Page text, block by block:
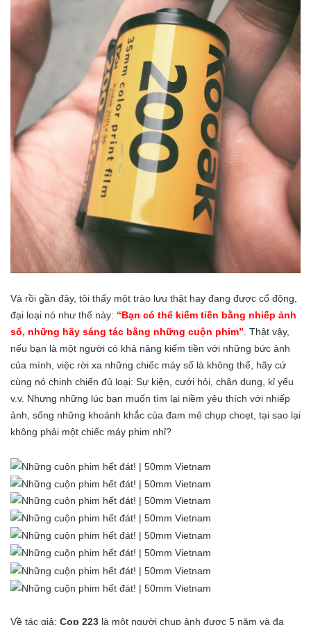
Và rồi gần đây, tôi thấy một trào lưu thật hay đang được cổ động,
đại loại nó như thế này: “Bạn có thể kiếm tiền bằng nhiếp ảnh
sổ, những hãy sáng tác bằng những cuộn phim”. Thật vậy,
nếu bạn là một người có khả năng kiếm tiền với những bức ảnh
của mình, việc rời xa những chiếc máy số là không thể, hãy cứ
cùng nó chinh chiến đủ loại: Sự kiện, cưới hỏi, chân dung, kỉ yếu
v.v. Nhưng những lúc bạn muốn tìm lại niềm yêu thích với nhiếp
ảnh, sống những khoảnh khắc của đam mê chụp choẹt, tại sao lại
không phải một chiếc máy phim nhỉ?
Về tác giả: Cop 223 là một người chụp ảnh được 5 năm và đa